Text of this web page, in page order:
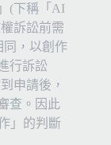
(下稱「AI
訴訟前需
同，以創作
行訴訟
申請後，
查。因此
」的判斷